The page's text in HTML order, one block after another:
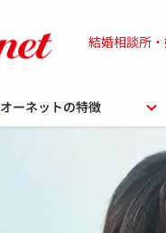
結婚相談所
オーネットの特徴